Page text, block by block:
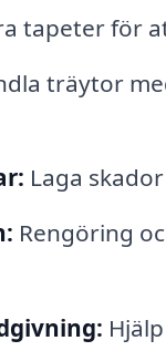
tapeter för
träytor
Laga
Rengöring